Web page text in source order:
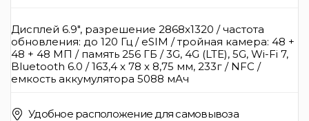
Дисплей 6.9", разрешение 2868x1320 / частота
обновления: до 120 Гц / eSIM / тройная камера: 48 +
48 + 48 МП / память 256 ГБ / 3G, 4G (LTE), 5G, Wi-Fi 7,
Bluetooth 6.0 / 163,4 x 78 x 8,75 мм, 233г / NFC /
емкость аккумулятора 5088 мАч
Удобное расположение для самовывоза